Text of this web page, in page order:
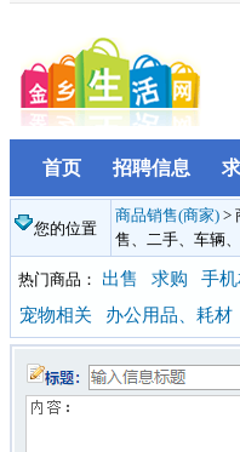
首页 招聘信息
您的位置
商品销售(商家) >
售、二手、车辆
热门商品： 出售 求购 手
宠物相关
办公用品、耗材